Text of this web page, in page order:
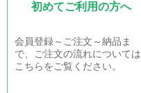
初めてご利用の方へ
会員登録～ご注文～納品ま
で、ご注文の流れについては
こちらをご覧ください。